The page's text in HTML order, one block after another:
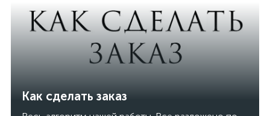
Как сделать заказ